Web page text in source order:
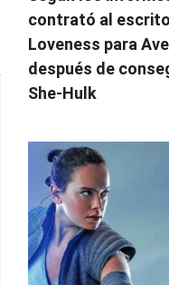
contrató al
Loveness para
después de
She-Hulk